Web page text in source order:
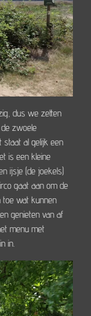
dus we zetten
zwoele
al gelijk een
is een kleine
ijsje (de joekels)
gaat aan om de
toe wat kunnen
genieten van af
menu met
in.